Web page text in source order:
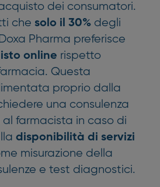
dei consumatori.
che solo il 30% degli
Pharma preferisce
online rispetto
Questa
proprio dalla
una consulenza
farmacista in caso di
disponibilità di servizi
misurazione della
e test diagnostici.